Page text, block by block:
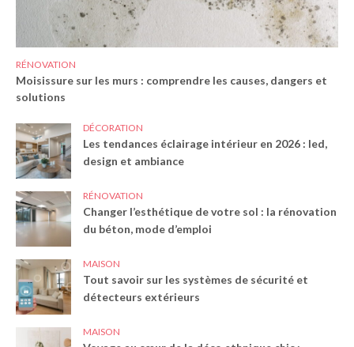
RÉNOVATION
Moisissure sur les murs : comprendre les causes, dangers et
solutions
DÉCORATION
Les tendances éclairage intérieur en 2026 : led,
design et ambiance
RÉNOVATION
Changer l’esthétique de votre sol : la rénovation
du béton, mode d’emploi
MAISON
Tout savoir sur les systèmes de sécurité et
détecteurs extérieurs
MAISON